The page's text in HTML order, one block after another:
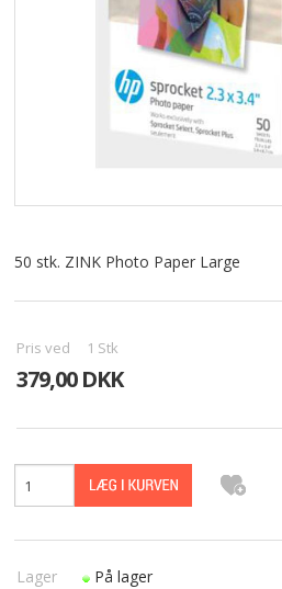
BRUGT UDSTYR
LEVERING - INSTALL.
SE KURV
PASFOTO
UDEKØRENDE IT-SUPPORT
NYHEDER
VILKÅR
50 stk. ZINK Photo Paper Large
Pris ved 1 Stk
379,00 DKK
Lager
På lager